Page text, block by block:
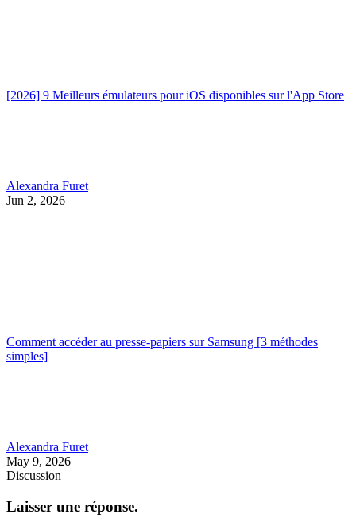
[2026] 9 Meilleurs émulateurs pour iOS disponibles sur l'App Store
Alexandra Furet
Jun 2, 2026
Comment accéder au presse-papiers sur Samsung [3 méthodes
simples]
Alexandra Furet
May 9, 2026
Discussion
Laisser une réponse.